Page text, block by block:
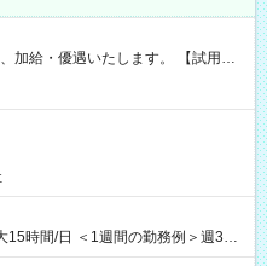
優遇いたします。 【試用期
15時間/日 ＜1週間の勤務例＞週3回
土・日 好きな時にお仕事